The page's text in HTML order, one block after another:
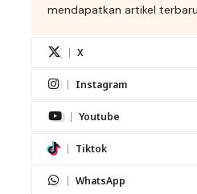
mendapatkan artikel
X
Instagram
Youtube
Tiktok
WhatsApp